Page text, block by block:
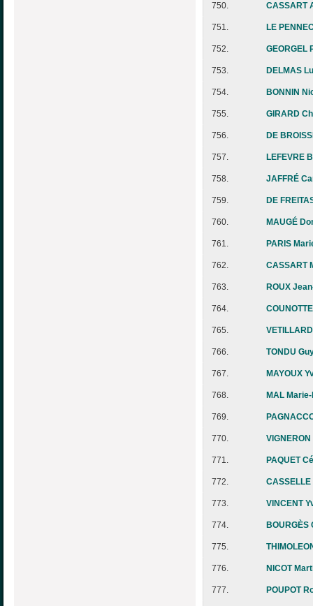
750. CASSART
751. LE
752. GEORGEL
753. DELMAS
754. BONNIN
755. GIRARD
756. DE
757. LEFEVRE
758. JAFFRÉ
759. DE
760. MAUGÉ
761. PARIS
762. CASSART
763. ROUX
764.
765.
766. TONDU
767. MAYOUX
768. MAL
769.
770.
771. PAQUET
772.
773. VINCENT
774. BOURGÈS
775.
776. NICOT
777. POUPOT